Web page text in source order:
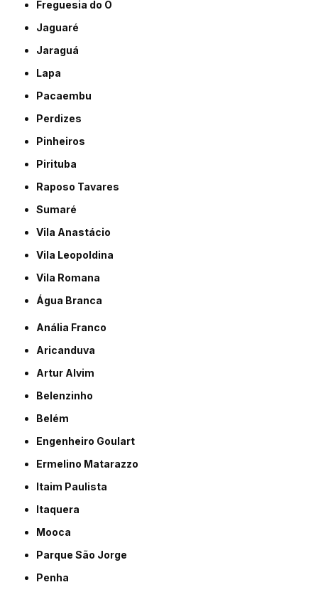
Freguesia do Ó
Jaguaré
Jaraguá
Lapa
Pacaembu
Perdizes
Pinheiros
Pirituba
Raposo Tavares
Sumaré
Vila Anastácio
Vila Leopoldina
Vila Romana
Água Branca
Anália Franco
Aricanduva
Artur Alvim
Belenzinho
Belém
Engenheiro Goulart
Ermelino Matarazzo
Itaim Paulista
Itaquera
Mooca
Parque São Jorge
Penha